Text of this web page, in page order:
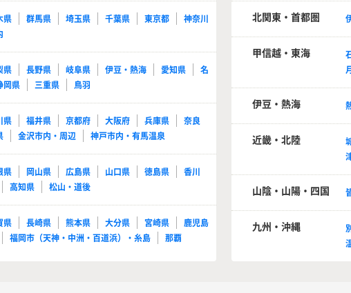
県 群馬県 埼玉県 千葉県 東京都
神奈川
県 長野県 岐阜県 伊豆・熱海 愛知県
名
岡県 三重県 鳥羽
県 福井県 京都府 大阪府 兵庫県
奈良
金沢市内・周辺 神戸市内・有馬温泉
県 岡山県 広島県 山口県 徳島県
香川
高知県 松山・道後
県 長崎県 熊本県 大分県 宮崎県
鹿児島
福岡市（天神・中洲・百道浜）・糸島 那覇
北関東・首都圏
甲信越・東海
伊豆・熱海
近畿・北陸
山陰・山陽・四国
九州・沖縄